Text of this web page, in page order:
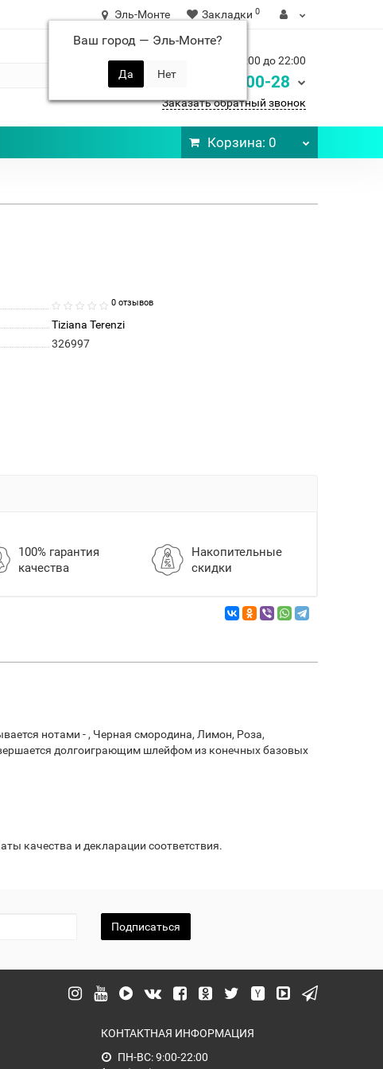
Эль-Монте
Ваш город — Эль-Монте?
Закладки 0
Ежедневно с 9:00 до 22:00
8 900 248-00-28
Заказать обратный звонок
Корзина: 0
0 отзывов
Tiziana Terenzi
326997
100% гарантия
качества
Накопительные
скидки
нотами - , Черная смородина, Лимон, Роза,
долгоиграющим шлейфом из конечных базовых
качества и декларации соответствия.
Подписаться
КОНТАКТНАЯ ИНФОРМАЦИЯ
ПН-ВС: 9:00-22:00